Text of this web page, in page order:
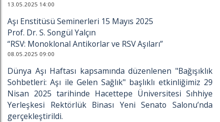
13.05.2025 14:00
Aşı Enstitüsü Seminerleri 15 Mayıs 2025
Prof. Dr. S. Songül Yalçın
“RSV: Monoklonal Antikorlar ve RSV Aşıları”
08.05.2025 09:00
Dünya Aşı Haftası kapsamında düzenlenen "Bağışıklık
Sohbetleri: Aşı ile Gelen Sağlık" başlıklı etkinliğimiz 29
Nisan 2025 tarihinde Hacettepe Üniversitesi Sıhhiye
Yerleşkesi Rektörlük Binası Yeni Senato Salonu’nda
gerçekleştirildi.